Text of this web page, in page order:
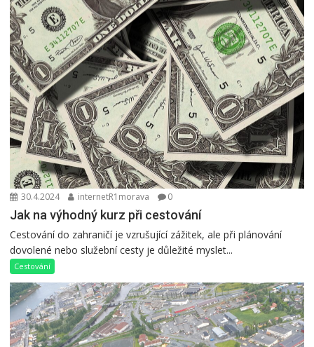
30.4.2024 internetR1morava 0
Jak na výhodný kurz při cestování
Cestování do zahraničí je vzrušující zážitek, ale při plánování
dovolené nebo služební cesty je důležité myslet...
Cestování